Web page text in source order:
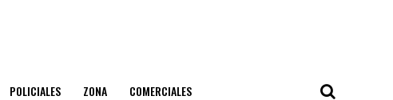
POLICIALES ZONA COMERCIALES